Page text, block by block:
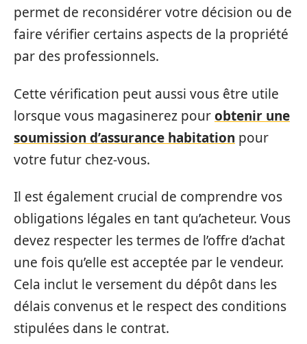
permet de reconsidérer votre décision ou de
faire vérifier certains aspects de la propriété
par des professionnels.
Cette vérification peut aussi vous être utile
lorsque vous magasinerez pourobtenir une
soumission d’assurance habitation pour
votre futur chez-vous.
Il est également crucial de comprendre vos
obligations légales en tant qu’acheteur. Vous
devez respecter les termes de l’offre d’achat
une fois qu’elle est acceptée par le vendeur.
Cela inclut le versement du dépôt dans les
délais convenus et le respect des conditions
stipulées dans le contrat.